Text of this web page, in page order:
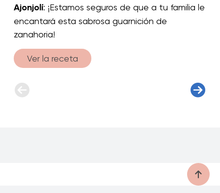
Ajonjolí: ¡Estamos seguros de que a tu familia le
encantará esta sabrosa guarnición de
zanahoria!
Ver la receta